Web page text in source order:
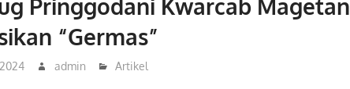
Pringgodani Kwarcab
“Germas”
admin Artikel